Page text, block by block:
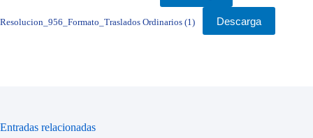
Resolucion_956_Formato_Traslados Ordinarios (1) Descarga
Entradas relacionadas